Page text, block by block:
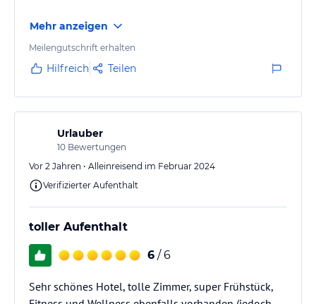
Mehr anzeigen
Meilengutschrift erhalten
Hilfreich Teilen
Urlauber
10 Bewertungen
Vor 2 Jahren • Alleinreisend im Februar 2024
Verifizierter Aufenthalt
toller Aufenthalt
6 / 6
Sehr schönes Hotel, tolle Zimmer, super Frühstück,